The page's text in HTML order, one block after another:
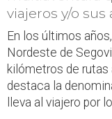
viajeros y/o
En los últimos
Nordeste de
kilómetros de rutas
destaca la
lleva al viajero por